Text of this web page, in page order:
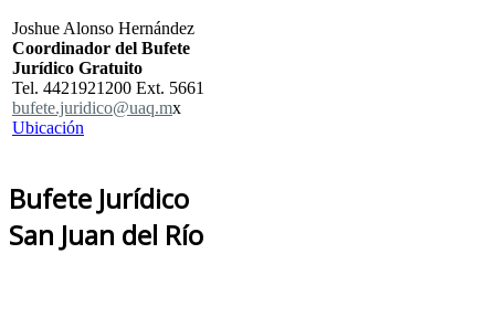
Joshue Alonso Hernández
Coordinador del Bufete
Jurídico Gratuito
Tel. 4421921200 Ext. 5661
bufete.juridico@uaq.mx
Ubicación
Bufete Jurídico
San Juan del Río